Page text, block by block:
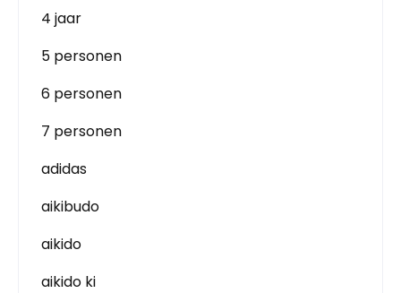
4 jaar
5 personen
6 personen
7 personen
adidas
aikibudo
aikido
aikido ki